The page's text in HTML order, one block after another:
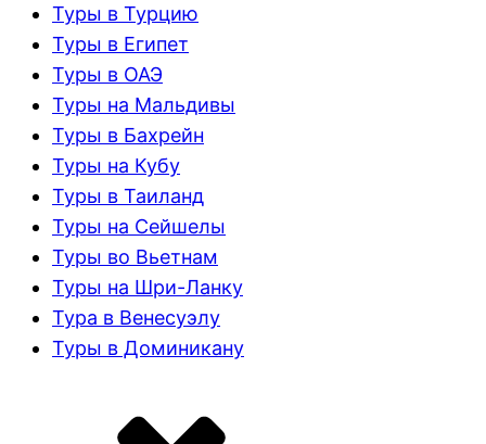
Туры в Турцию
Туры в Египет
Туры в ОАЭ
Туры на Мальдивы
Туры в Бахрейн
Туры на Кубу
Туры в Таиланд
Туры на Сейшелы
Туры во Вьетнам
Туры на Шри-Ланку
Тура в Венесуэлу
Туры в Доминикану